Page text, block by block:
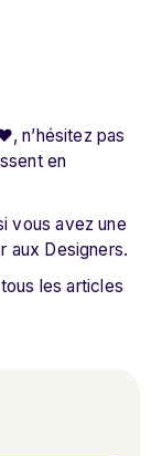
n’hésitez pas
en
vous avez une
aux Designers.
les articles